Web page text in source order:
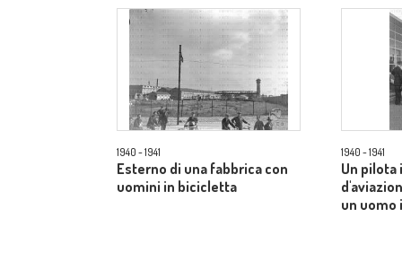
1940 - 1941
Esterno di una fabbrica con
uomini in bicicletta
1940 - 1941
Un pilota
un uomo